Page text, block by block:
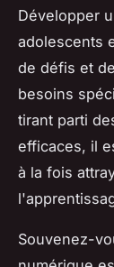
Développer
adolescents
de défis et
besoins
tirant parti
efficaces, il
à la fois
Souvenez-